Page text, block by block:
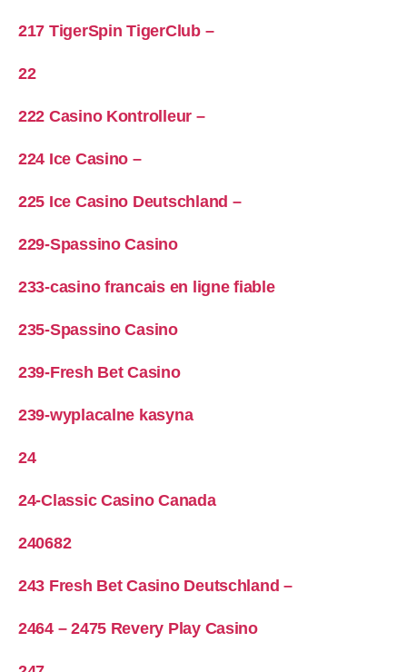
217 TigerSpin TigerClub –
22
222 Casino Kontrolleur –
224 Ice Casino –
225 Ice Casino Deutschland –
229-Spassino Casino
233-casino francais en ligne fiable
235-Spassino Casino
239-Fresh Bet Casino
239-wyplacalne kasyna
24
24-Classic Casino Canada
240682
243 Fresh Bet Casino Deutschland –
2464 – 2475 Revery Play Casino